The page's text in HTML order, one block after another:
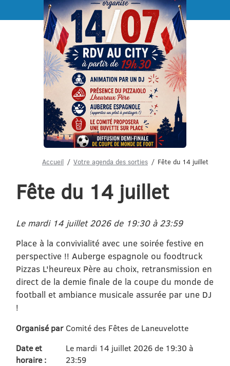
Menu
Accueil Votre agenda des sorties Fête du 14 juillet
Fête du 14 juillet
Le mardi 14 juillet 2026 de 19:30 à 23:59
Place à la convivialité avec une soirée festive en
perspective !! Auberge espagnole ou foodtruck
Pizzas L'heureux Père au choix, retransmission en
direct de la demie finale de la coupe du monde de
football et ambiance musicale assurée par une DJ
!
Organisé par Comité des Fêtes de Laneuvelotte
Date et
horaire :
Le mardi 14 juillet 2026 de 19:30 à
23:59